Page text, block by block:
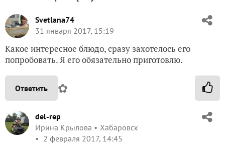
Svetlana74
31 января 2017, 15:19
Какое интересное блюдо, сразу захотелось его
попробовать. Я его обязательно приготовлю.
Ответить ✿
del-rep
Ирина Крылова
Хабаровск
2 февраля 2017, 14:45